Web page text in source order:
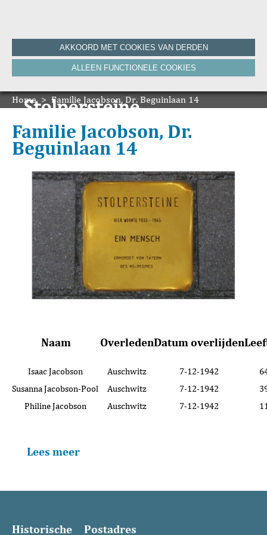
Home
Historie
Bronnen
De Krant van Gisteren 75 jaar
Bibliografie
Nieuws
HVV-WebNieuws
Stolpersteine
Onze boeken
Vereniging
Foto's van de vereniging
ANBI
Contact
Zoeken
AKKOORD MET COOKIES VAN DERDEN
ALLEEN FUNCTIONELE COOKIES
Home > Familie Jacobson, Dr. Beguinlaan 14
Familie Jacobson, Dr.
Beguinlaan 14
Naam OverledenDatum overlijden
Isaac Jacobson Auschwitz 7-12-1942
Susanna Jacobson-Pool
Auschwitz 7-12-1942
Philine Jacobson
Auschwitz 7-12-1942
Lees meer
Historische Postadres